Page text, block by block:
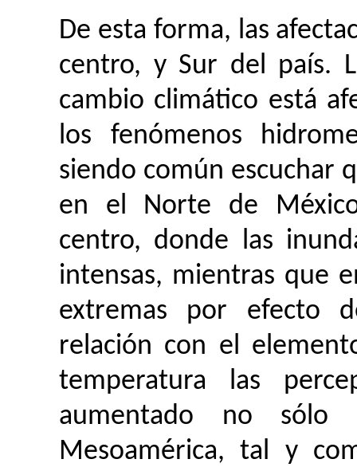
De esta forma, las
centro, y Sur del país.
cambio climático está
los fenómenos
siendo común escuchar
en el Norte de
centro, donde las
intensas, mientras que
extremas por efecto
relación con el
temperatura las
aumentado no
Mesoamérica, tal y